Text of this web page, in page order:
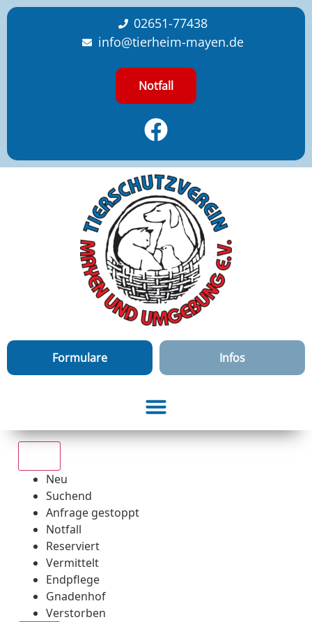
content
02651-77438
info@tierheim-mayen.de
Notfall
Formulare Infos
Neu
Suchend
Anfrage gestoppt
Notfall
Reserviert
Vermittelt
Endpflege
Gnadenhof
Verstorben